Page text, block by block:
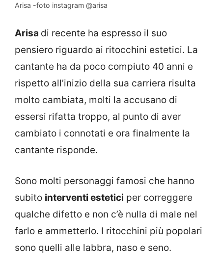
Arisa -foto instagram @arisa
Arisa di recente ha espresso il suo
pensiero riguardo ai ritocchini estetici. La
cantante ha da poco compiuto 40 anni e
rispetto all’inizio della sua carriera risulta
molto cambiata, molti la accusano di
essersi rifatta troppo, al punto di aver
cambiato i connotati e ora finalmente la
cantante risponde.
Sono molti personaggi famosi che hanno
subito interventi estetici per correggere
qualche difetto e non c’è nulla di male nel
farlo e ammetterlo. I ritocchini più popolari
sono quelli alle labbra, naso e seno.